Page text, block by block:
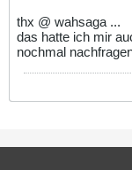
thx @ wahsaga ...
das hatte ich mir
nochmal